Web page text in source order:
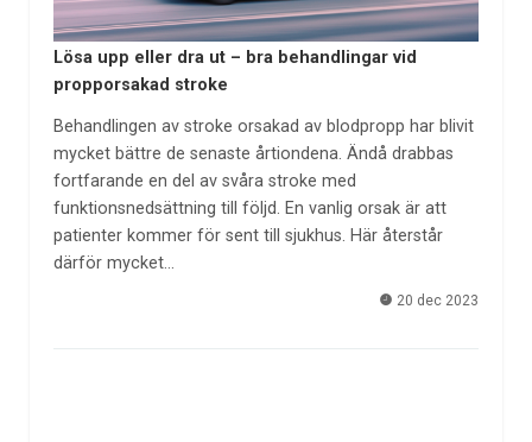
Lösa upp eller dra ut – bra behandlingar vid
propporsakad stroke
Behandlingen av stroke orsakad av blodpropp har blivit
mycket bättre de senaste årtiondena. Ändå drabbas
fortfarande en del av svåra stroke med
funktionsnedsättning till följd. En vanlig orsak är att
patienter kommer för sent till sjukhus. Här återstår
därför mycket…
20 dec 2023